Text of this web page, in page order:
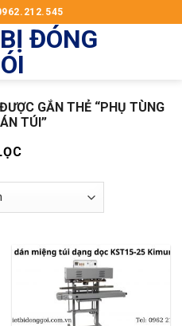
GẮN THẺ “PHỤ TÙNG
TÚI”